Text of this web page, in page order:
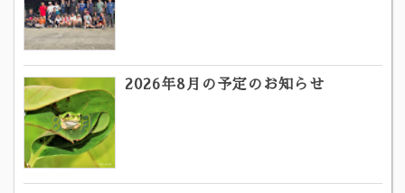
2026年8月の予定のお知らせ